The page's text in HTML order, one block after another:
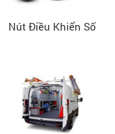
Nút Điều Khiển Số